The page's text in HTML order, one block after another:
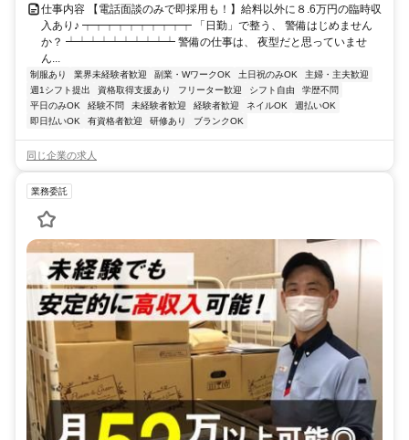
仕事内容 【電話面談のみで即採用も！】給料以外に８.6万円の臨時収
入あり♪ ┯┯┯┯┯┯┯┯┯┯ 「日勤」で整う、 警備はじめません
か？ ┷┷┷┷┷┷┷┷┷┷ 警備の仕事は、 夜型だと思っていませ
ん...
制服あり 業界未経験者歓迎 副業・WワークOK 土日祝のみOK
主婦・主夫歓迎
週1シフト提出
資格取得支援あり フリーター歓迎 シフト自由
学歴不問
平日のみOK
経験不問 未経験者歓迎 経験者歓迎 ネイルOK
週払いOK
即日払いOK
有資格者歓迎 研修あり ブランクOK
同じ企業の求人
業務委託